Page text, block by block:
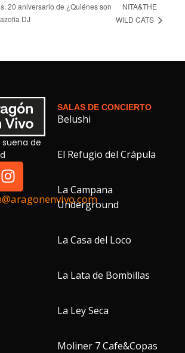
20 aniversario de ¿Quiénes son
DJ
NITA&THE
WILD CATS
de
SALAS DE CONCIERTO
Belushi
El Refugio del Crápula
La Campana
Underground
La Casa del Loco
La Lata de Bombillas
La Ley Seca
Moliner 7 Cafe&Copas